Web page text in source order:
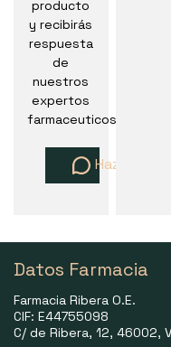
producto
y recibirás
respuesta
de
nuestros
expertos
farmaceuticos
Haz una
Datos Farmacia
Farmacia Ribera O.E.
CIF: E44755098
C/ de Ribera, 12, 46002,